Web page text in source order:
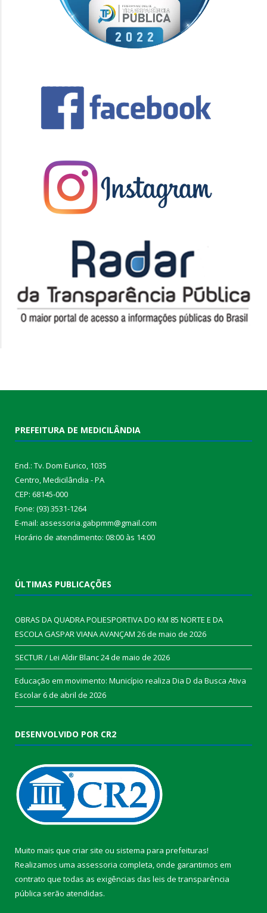
PREFEITURA DE MEDICILÂNDIA
End.: Tv. Dom Eurico, 1035
Centro, Medicilândia - PA
CEP: 68145-000
Fone: (93) 3531-1264
E-mail: assessoria.gabpmm@gmail.com
Horário de atendimento: 08:00 às 14:00
ÚLTIMAS PUBLICAÇÕES
OBRAS DA QUADRA POLIESPORTIVA DO KM 85 NORTE E DA
ESCOLA GASPAR VIANA AVANÇAM 26 de maio de 2026
SECTUR / Lei Aldir Blanc24 de maio de 2026
Educação em movimento: Município realiza Dia D da Busca Ativa
Escolar6 de abril de 2026
DESENVOLVIDO POR CR2
Muito mais que criar site ou sistema para prefeituras!
Realizamos uma assessoria completa, onde garantimos em
contrato que todas as exigências das leis de transparência
pública serão atendidas.